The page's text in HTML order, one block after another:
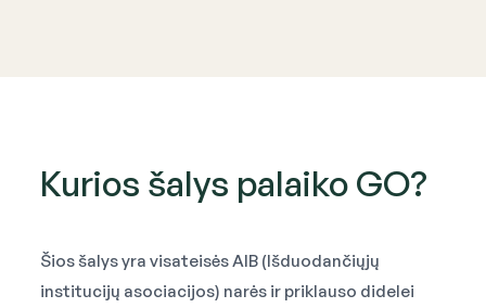
Kurios šalys palaiko GO?
Šios šalys yra visateisės AIB (Išduodančiųjų
institucijų asociacijos) narės ir priklauso didelei